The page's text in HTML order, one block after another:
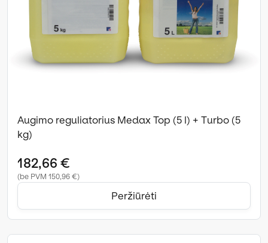
Augimo reguliatorius Medax Top (5 l) + Turbo (5
kg)
182,66 €
(be PVM 150,96 €)
Peržiūrėti